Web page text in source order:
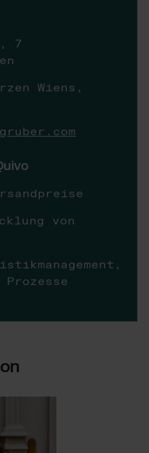
7
Wiens,
von